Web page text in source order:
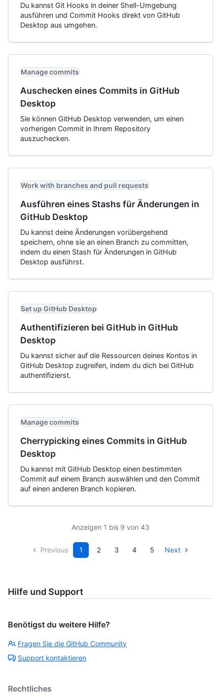
Du kannst Git Hooks in deiner Shell-Umgebung
ausführen und Commit Hooks direkt von GitHub
Desktop aus umgehen.
Manage commits
Auschecken eines Commits in GitHub
Desktop
Sie können GitHub Desktop verwenden, um einen
vorherigen Commit in Ihrem Repository
auszuchecken.
Work with branches and pull requests
Ausführen eines Stashs für Änderungen in
GitHub Desktop
Du kannst deine Änderungen vorübergehend
speichern, ohne sie an einen Branch zu committen,
indem du einen Stash für Änderungen in GitHub
Desktop ausführst.
Set up GitHub Desktop
Authentifizieren bei GitHub in GitHub
Desktop
Du kannst sicher auf die Ressourcen deines Kontos in
GitHub Desktop zugreifen, indem du dich bei GitHub
authentifizierst.
Manage commits
Cherrypicking eines Commits in GitHub
Desktop
Du kannst mit GitHub Desktop einen bestimmten
Commit auf einem Branch auswählen und den Commit
auf einen anderen Branch kopieren.
Anzeigen 1 bis 9 von 43
Previous 1 2 3 4 5 Next
Hilfe und Support
Benötigst du weitere Hilfe?
Fragen Sie die GitHub Community
Support kontaktieren
Rechtliches